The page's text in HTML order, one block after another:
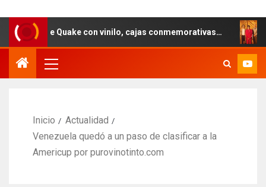
de Quake con vinilo, cajas conmemorativas…
Inicio
Actualidad
Venezuela quedó a un paso de clasificar a la
Americup por purovinotinto.com